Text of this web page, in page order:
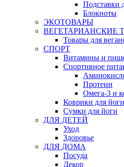
Подставки
Блокноты
ЭКОТОВАРЫ
ВЕГЕТАРИАНСКИЕ
Товары для
СПОРТ
Витамины и
Спортивное
Протеин
Омега-3 и
Коврики для йоги
Сумки для йоги
ДЛЯ ДЕТЕЙ
Уход
Здоровье
ДЛЯ ДОМА
Посуда
Декор